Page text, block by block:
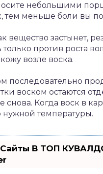
небольшими
тем меньше боли вы
вещество застынет,
против роста
возле воска.
последовательно
воском остаются
снова. Когда воск в
нужной температуры.
В ТОП